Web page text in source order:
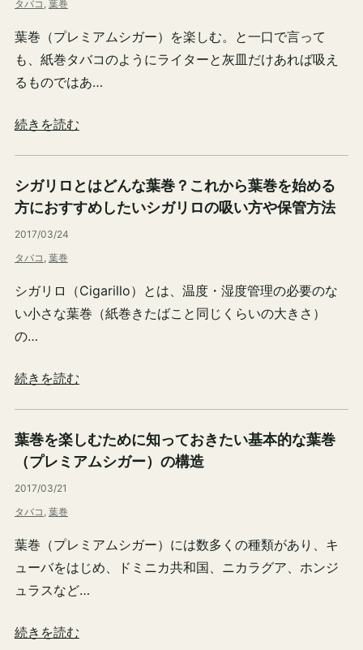
タバコ , 葉巻
葉巻（プレミアムシガー）を楽しむ。と一口で言って
も、紙巻タバコのようにライターと灰皿だけあれば吸え
るものではあ…
続きを読む
シガリロとはどんな葉巻？これから葉巻を始める
方におすすめしたいシガリロの吸い方や保管方法
2017/03/24
タバコ , 葉巻
シガリロ（Cigarillo）とは、温度・湿度管理の必要のな
い小さな葉巻（紙巻きたばこと同じくらいの大きさ）
の…
続きを読む
葉巻を楽しむために知っておきたい基本的な葉巻
（プレミアムシガー）の構造
2017/03/21
タバコ , 葉巻
葉巻（プレミアムシガー）には数多くの種類があり、キ
ューバをはじめ、ドミニカ共和国、ニカラグア、ホンジ
ュラスなど…
続きを読む